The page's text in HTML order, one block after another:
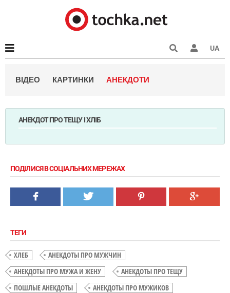
UA
ВІДЕО КАРТИНКИ АНЕКДОТИ
АНЕКДОТ ПРО ТЕЩУ І ХЛІБ
ПОДІЛИСЯ В СОЦІАЛЬНИХ МЕРЕЖАХ
ТЕГИ
ХЛЕБ
АНЕКДОТЫ ПРО МУЖЧИН
АНЕКДОТЫ ПРО МУЖА И ЖЕНУ
АНЕКДОТЫ ПРО ТЕЩУ
ПОШЛЫЕ АНЕКДОТЫ
АНЕКДОТЫ ПРО МУЖИКОВ